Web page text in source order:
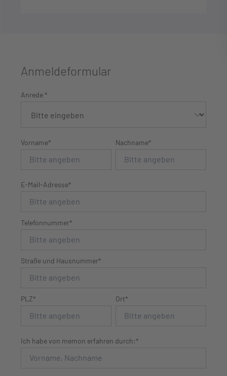
Anmeldeformular
Anrede *
Vorname* Nachname*
E-Mail-Adresse*
Telefonnummer*
Straße und Hausnummer*
PLZ* Ort*
Ich habe von memon erfahren durch:*